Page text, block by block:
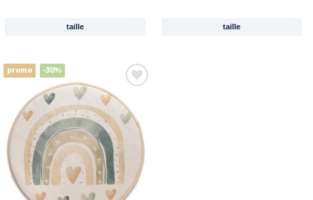
taille taille
promo -30%